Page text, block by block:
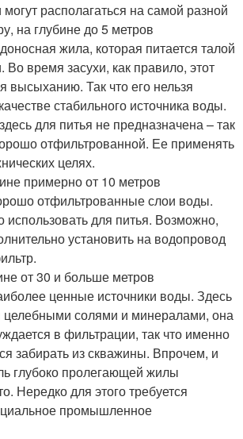
располагаться на самой разной
на глубине до 5 метров
жила, которая питается талой
Во время засухи, как правило, этот
высыханию. Так что его нельзя
стабильного источника воды.
для питья не предназначена – так
отфильтрованной. Ее применять
целях.
примерно от 10 метров
отфильтрованные слои воды.
для питья. Возможно,
установить на водопровод
от 30 и больше метров
ценные источники воды. Здесь
целебными солями и минералами, она
в фильтрации, так что именно
забирать из скважины. Впрочем, и
глубоко пролегающей жилы
Нередко для этого требуется
промышленное